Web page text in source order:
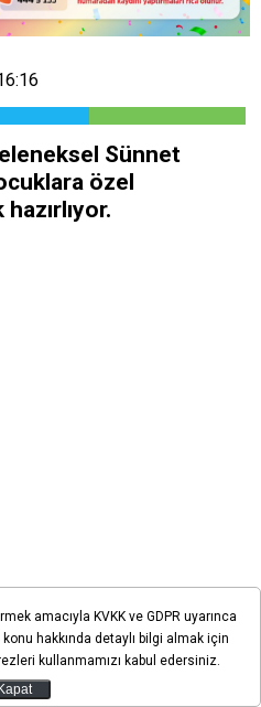
Sünnet
özel
amacıyla KVKK ve GDPR uyarınca
hakkında detaylı bilgi almak için
kullanmamızı kabul edersiniz.
Kapat